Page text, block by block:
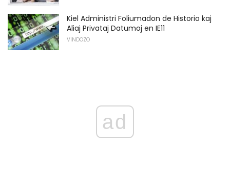
Kiel Administri Foliumadon de Historio kaj
Aliaj Privataj Datumoj en IE11
VINDOZO
ad